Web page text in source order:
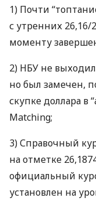
1) Почти
с утренних 26,16/
моменту
2) НБУ не
но был замечен,
скупке доллара
Matching;
3) Справочный
на отметке
официальный
установлен на